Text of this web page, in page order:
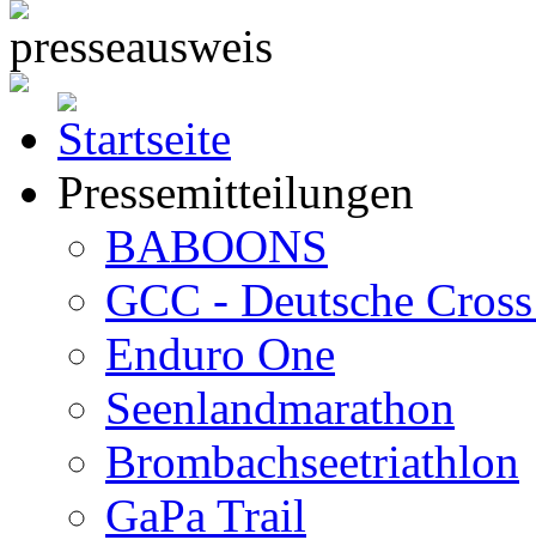
Pressemitteilungen
BABOONS
GCC - Deutsche
Enduro One
Seenlandmarathon
Brombachseetriathlon
GaPa Trail